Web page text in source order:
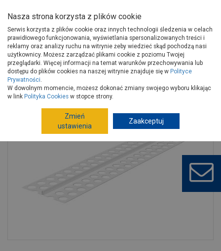
Strona główna Budowa i remont
Termoizolacje
Akcesoria do dociepleń
Listwy, narożniki
Listwa prowadząca PVC BP17 L300 10 mm biała BELLA PLAST
Nasza strona korzysta z plików cookie
Serwis korzysta z plików cookie oraz innych technologii śledzenia w celach
prawidłowego funkcjonowania, wyświetlania spersonalizowanych treści i
reklamy oraz analizy ruchu na witrynie żeby wiedzieć skąd pochodzą nasi
użytkownicy. Możesz zarządzać plikami cookie z poziomu Twojej
przeglądarki. Więcej informacji na temat warunków przechowywania lub
dostępu do plików cookies na naszej witrynie znajduje się w Polityce
Prywatności.
W dowolnym momencie, możesz dokonać zmiany swojego wyboru klikając
w link Polityka Cookies w stopce strony.
Zmień
ustawienia
Zaakceptuj